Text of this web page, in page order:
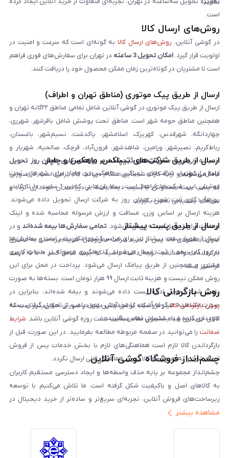
است.
نمایند.
روش‌های ارسال کالا
در گوشی آنلاین، روش‌های ارسال کالا به گونه‌ای است که سرعت و امنیت در
اولویت قرار گیرد. امکان تحویل 3 ساعته
در تهران برای سفارش‌های فوری فراهم
است تا مشتریان در کوتاه‌ترین زمان ممکن محصول خود را دریافت کنند.
ارسال از طریق پیک موتوری (مناطق تهران و اطراف)
ارسال از طریق پیک موتوری در گوشی آنلاین شامل تمامی مناطق ۲۲گانه تهران و
همچنین مناطق حومه شهر است. مناطق تحت پوشش شامل باقرشهر، شهرری،
چهاردانگه، شهرقدس، کهریزک، اسلامشهر، پاکدشت، نسیم‌شهر، باغستان،
رباط‌کریم، نصیرشهر، ورامین، شاهدشهر، فرون‌آباد، قرچک، صالحیه، شهریار و
اندیشه می‌شود. سفارش‌های ثبت‌شده در روزهای کاری همان روز تحویل
داده می‌شوندو ارائه کارت شناسایی هنگام دریافت کالا الزامی است. در صورتی
که پلمپ بسته مخدوش یا آسیب دیده باشد، از دریافت آن خودداری کرده و
سریعاً با پشتیبانی تماس بگیرید.
ارسال از طریق شرکت‌های تیپاکس، ماهکس و چاپار
ارسال از طریق شرکت‌های تیپاکس، ماهکس و چاپار برای شهرهای تحت
پوشش این شرکت‌ها فراهم است. سفارش‌هایی که بین ساعت ۱۰ تا ۱۵ در
روزهای کاری ثبت شوند، همان روز به شرکت ارسال تحویل داده می‌شوند.
هزینه ارسال بر اساس وزن، مسافت و ارزش مرسوله محاسبه شده و لینک
پرداخت برای تحویل‌گیرنده ارسال می‌شود. تمامی سفارش‌ها بیمه شده‌اند و در
صورت مفقودی کالا، پس از تایید شرکت حمل‌ونقل، هزینه پرداختی به مشتری
بازگردانده خواهد شد. توجه داشته باشید که بیمه شامل کسر ۱۰ تا ۱۵ درصد
فرانشیز است.
ارسال از طریق پست پیشتاز
ارسال از طریق پست پیشتاز نیز برای سراسر کشور امکان‌پذیر است و سفارش‌ها
در روز کاری بعد از ثبت، ارسال می‌شوند. کد رهگیری مرسوله در حساب کاربری
مشتری و همچنین از طریق پیامک ارسال می‌شود. پرداخت در محل برای این
روش ممکن نیست و هزینه ثابت ارسال ۹۹ هزار تومان است. بسته‌ها به صورت
پلمپ شده تحویل اداره پست داده می‌شوند و بیمه شده‌اند، بنابراین در
صورت مشاهده هرگونه آسیب یا مخدوش بودن پلمپ، از تحویل گرفتن بسته
خودداری کرده و با پشتیبانی تماس بگیرید.
روش بازگردانی کالا
روش بازگردانی کالادر فروشگاه گوشی آنلاین تنها در صورتی امکان‌پذیر است که
کالای خریداری شده مشمول مفاد ضمانت هفت روزه گوشی آنلاین باشد. شرایط
ضمانت را می‌توانید در صفحه مربوطه مطالعه بفرمایید. در این صورت، قبل از
بازگرداندن کالا لازم است هماهنگی‌های لازم با بخش خدمات پس از فروش
انجام شود و به هیچ‌وجه کالا بدون هماهنگی قبلی ارسال نگردد.
چشم‌انداز فروشگاه گوشی آنلاین
چشم‌انداز مجموعه بر پایه حذف واسطه‌ها و ایجاد دسترسی مستقیم کاربران
به کالاهای اصل و باکیفیت شکل گرفته است. ما تلاش می‌کنیم با توسعه
زیرساخت‌های فروش آنلاین، تجربه‌ای سریع‌تر و ساده‌تر از خرید دیجیتال در
ایران ارائه دهیم. تبدیل‌شدن به مرجعی قابل اعتماد برای خرید کالای دیجیتال،
خدمات و به‌روزرسانی مداوم محصولات، مسیر ما را روشن‌تر می‌کند. ما باور
داریم آینده بازار دیجیتال متعلق به کسب‌وکارهایی است که صداقت و شفافیت
مشاهده بیشتر